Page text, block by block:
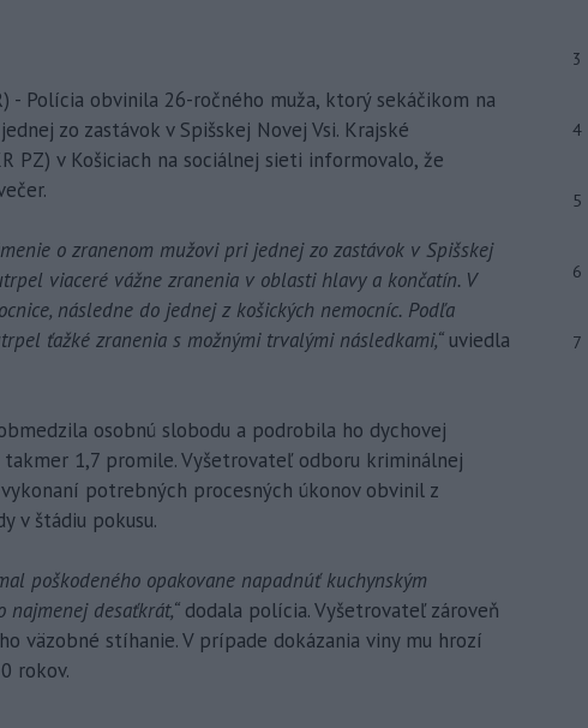
- Polícia obvinila 26-ročného muža, ktorý sekáčikom na
zo zastávok v Spišskej Novej Vsi. Krajské
PZ) v Košiciach na sociálnej sieti informovalo, že
o zranenom mužovi pri jednej zo zastávok v Spišskej
viaceré vážne zranenia v oblasti hlavy a končatín. V
následne do jednej z košických nemocníc. Podľa
ťažké zranenia s možnými trvalými následkami,“ uviedla
osobnú slobodu a podrobila ho dychovej
1,7 promile. Vyšetrovateľ odboru kriminálnej
potrebných procesných úkonov obvinil z
v štádiu pokusu.
poškodeného opakovane napadnúť kuchynským
najmenej desaťkrát,“ dodala polícia. Vyšetrovateľ zároveň
väzobné stíhanie. V prípade dokázania viny mu hrozí
rokov.
3
4
5
6
7